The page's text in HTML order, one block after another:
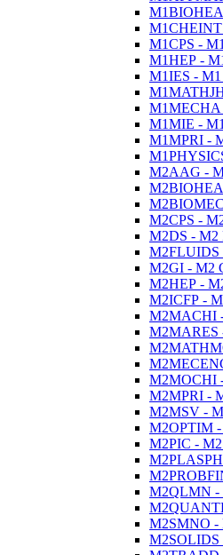
M1BIOHEA
M1CHEINT
M1CPS -
M1HEP -
M1IES - M1
M1MECHA
M1MIE -
M1MPRI -
M2AAG -
M2BIOHEA
M2CPS -
M2DS - M2
M2FLUIDS
M2GI - M2
M2HEP -
M2ICFP -
M2MACHI -
M2MARES
M2MOCHI
M2MPRI -
M2MSV -
M2OPTIM -
M2PIC - M2
M2QLMN -
M2SMNO -
M2SOLIDS